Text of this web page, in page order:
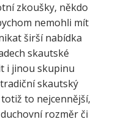
zkoušky, někdo
nemohli mít
širší nabídka
skautské
i jinou skupinu
skautský
to nejcennější,
rozměr či